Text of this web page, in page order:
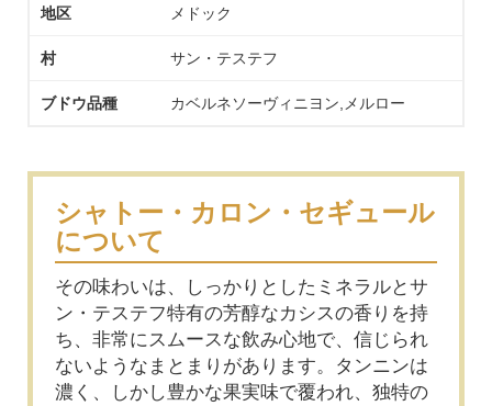
地区 メドック
村 サン・テステフ
ブドウ品種 カベルネソーヴィニヨン,メルロー
シャトー・カロン・セギュール
について
その味わいは、しっかりとしたミネラルとサ
ン・テステフ特有の芳醇なカシスの香りを持
ち、非常にスムースな飲み心地で、信じられ
ないようなまとまりがあります。タンニンは
濃く、しかし豊かな果実味で覆われ、独特の